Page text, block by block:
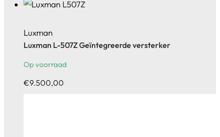
Luxman
Luxman L-507Z Geïntegreerde versterker
Op voorraad
€9.500,00